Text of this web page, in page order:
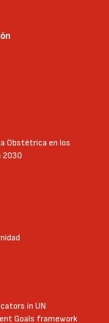
Obstétrica en los
2030
in UN
Goals framework